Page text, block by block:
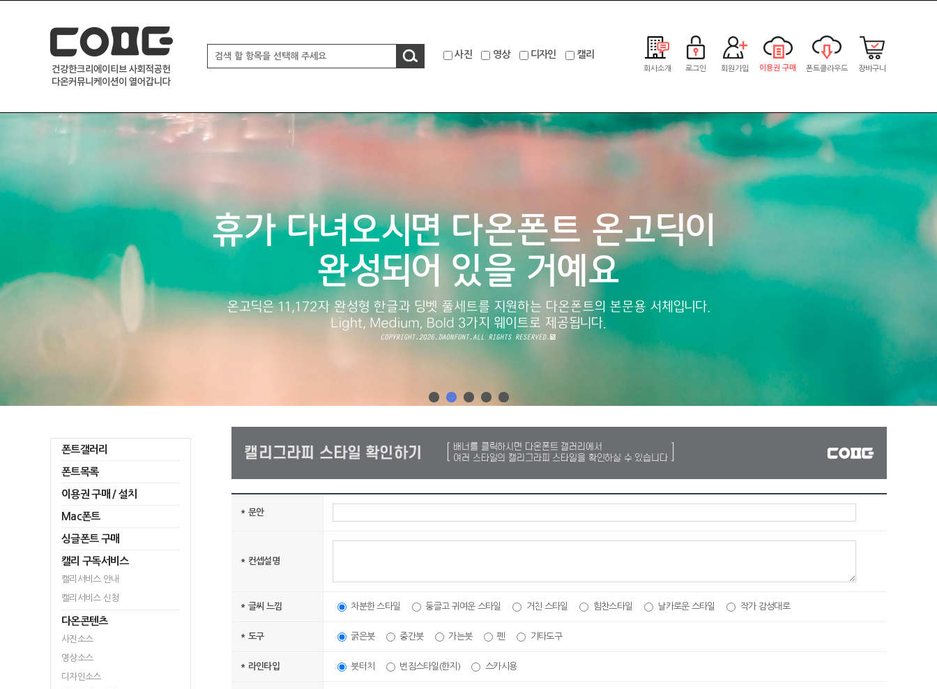
사진 영상 디자인 캘리
회사소개 로그인 회원가입 이용권 구매 폰트클라우드 장바구니
폰트갤러리
폰트목록
이용권 구매 / 설치
Mac폰트
싱글폰트 구매
캘리 구독서비스
캘리서비스 안내
캘리서비스 신청
다온콘텐츠
사진소스
영상소스
디자인소스
* 문안
* 컨셉설명
* 글씨 느낌 차분한 스타일 둥글고 귀여운 스타일 거친 스타일 힘찬스타일 날카로운 스타일 작가 감성대로
* 도구 굵은붓 중간붓 가는붓 펜 기타도구
* 라인타입 붓터치 번짐스타일(한지) 스카시용